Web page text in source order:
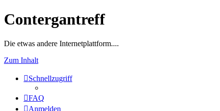
Contergantreff
Die etwas andere Internetplattform....
Zum Inhalt
Schnellzugriff
FAQ
Anmelden